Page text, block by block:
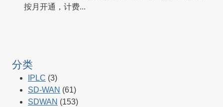
按月开通，计费...
分类
IPLC (3)
SD-WAN (61)
SDWAN (153)